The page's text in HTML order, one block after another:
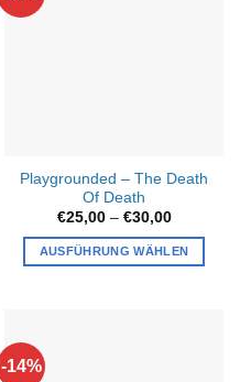
Playgrounded – The Death
Of Death
€25,00 – €30,00
bis
€30,00
AUSFÜHRUNG WÄHLEN
-14%